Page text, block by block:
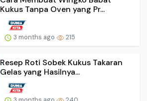
Kukus Tanpa Oven yang Pr...
3 months ago 215
Resep Roti Sobek Kukus Takaran
Gelas yang Hasilnya...